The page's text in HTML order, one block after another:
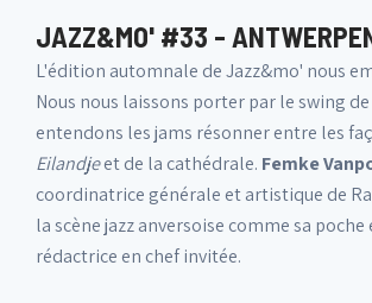
JAZZ&MO' #33 -
L'édition automnale de Jazz&mo' nous
Nous nous laissons porter par le swing
entendons les jams résonner entre les
Eilandjeet de la cathédrale. Femke
coordinatrice générale et artistique de
la scène jazz anversoise comme sa
rédactrice en chef invitée.